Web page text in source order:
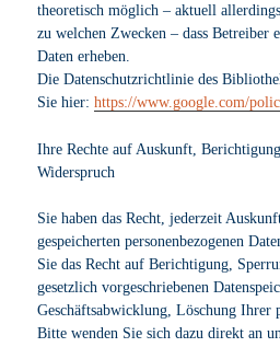
theoretisch möglich – aktuell
zu welchen Zwecken – dass Betreiber
Daten erheben.
Die Datenschutzrichtlinie des
Sie hier:https://www.google.com/
Ihre Rechte auf Auskunft,
Widerspruch
Sie haben das Recht, jederzeit
gespeicherten personenbezogenen
Sie das Recht auf Berichtigung,
gesetzlich vorgeschriebenen
Geschäftsabwicklung, Löschung Ihrer
Bitte wenden Sie sich dazu direkt an